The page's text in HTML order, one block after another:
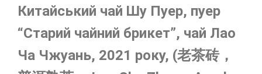
Китайський чай Шу Пуер, пуер
“Старий чайний брикет”, чай Лао
Ча Чжуань, 2021 року, (老茶砖，